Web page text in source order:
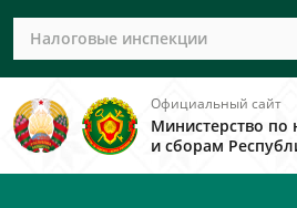
Налоговые инспекции
Официальный сайт
Министерство по
и сборам